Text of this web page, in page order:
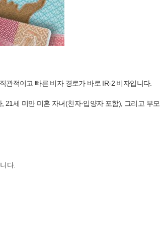
관적이고 빠른 비자 경로가 바로 IR-2 비자입니다.
세 미만 미혼 자녀(친자·입양자 포함), 그리고
다.